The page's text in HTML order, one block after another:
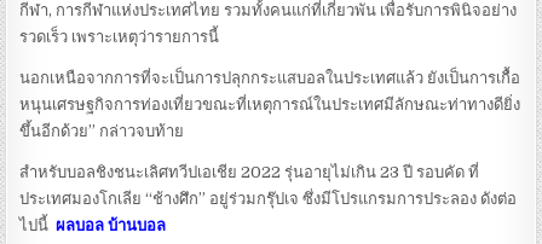
กีฬา, การกีฬาแห่งประเทศไทย รวมทั้งคนแก่ที่เกี่ยวพัน เพื่อรับการพินิจอย่าง
รวดเร็ว เพราะเหตุว่ารายการนี้
นอกเหนือจากการที่จะเป็นการปลุกกระแสบอลในประเทศแล้ว ยังเป็นการเกื้อ
หนุนเศรษฐกิจการท่องเที่ยวขณะที่เหตุการณ์ในประเทศมีลักษณะท่าทางดียิ่ง
ขึ้นอีกด้วย” กล่าวจบท้าย
สำหรับบอลชิงชนะเลิศทวีปเอเชีย 2022 รุ่นอายุไม่เกิน 23 ปี รอบคัด ที่
ประเทศมองโกเลีย “ช้างศึก” อยู่ร่วมกรุ๊ปเจ ซึ่งมีโปรแกรมการประลอง ดังต่อ
ไปนี้ผลบอล บ้านบอล